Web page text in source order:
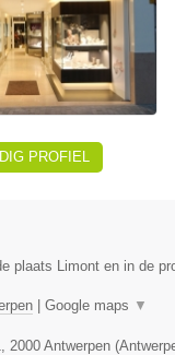
PROFIEL
plaats Limont en in de
Google maps ▼
2000 Antwerpen (